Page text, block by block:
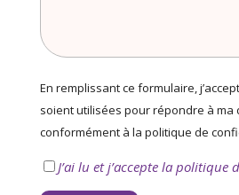
En remplissant ce formulaire,
soient utilisées pour répondre à ma
conformément à la politique de
J’ai lu et j’accepte la politique